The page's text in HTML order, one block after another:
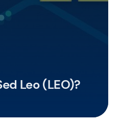
Leo (LEO)?